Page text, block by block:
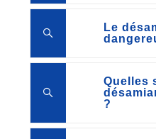
Le
Quelles
?